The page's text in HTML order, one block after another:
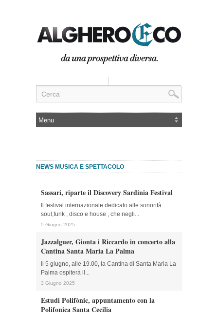
NEWS MUSICA E SPETTACOLO
Sassari, riparte il Discovery Sardinia Festival
Il festival internazionale dedicato alle sonorità
soul,funk , disco e house , che negli...
5 Giugno 2025
Jazzalguer, Gionta i Riccardo in concerto alla
Cantina Santa Maria La Palma
Il 5 giugno, alle 19.00, la Cantina di Santa Maria La
Palma ospiterà il...
3 Giugno 2025
Estudi Polifònic, appuntamento con la
Polifonica Santa Cecilia